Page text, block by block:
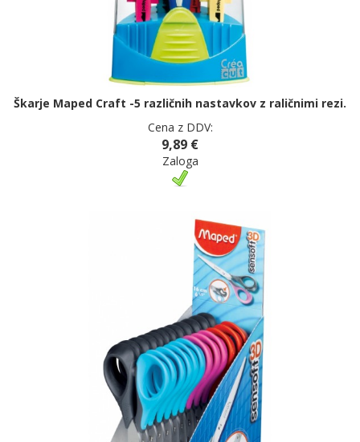
Škarje Maped Craft -5 različnih nastavkov z raličnimi rezi.
Cena z DDV:
9,89 €
Zaloga